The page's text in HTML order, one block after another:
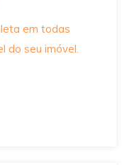
em todas
do seu imóvel.